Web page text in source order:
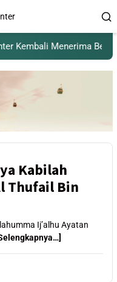
Kembali Menerima Beras
Kabilah
Thufail Bin
Ij’alhu Ayatan